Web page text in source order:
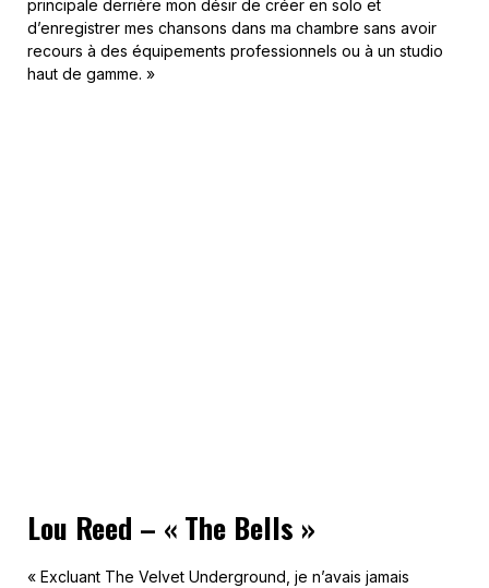
principale derrière mon désir de créer en solo et
d’enregistrer mes chansons dans ma chambre sans avoir
recours à des équipements professionnels ou à un studio
haut de gamme. »
Lou Reed – « The Bells »
« Excluant The Velvet Underground, je n’avais jamais